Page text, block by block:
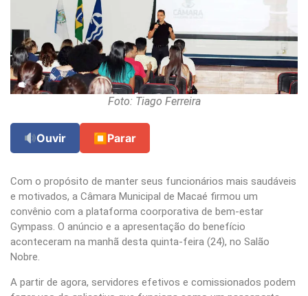
Foto: Tiago Ferreira
Ouvir ⏹ Parar
Com o propósito de manter seus funcionários mais saudáveis
e motivados, a Câmara Municipal de Macaé firmou um
convênio com a plataforma coorporativa de bem-estar
Gympass. O anúncio e a apresentação do benefício
aconteceram na manhã desta quinta-feira (24), no Salão
Nobre.
A partir de agora, servidores efetivos e comissionados podem